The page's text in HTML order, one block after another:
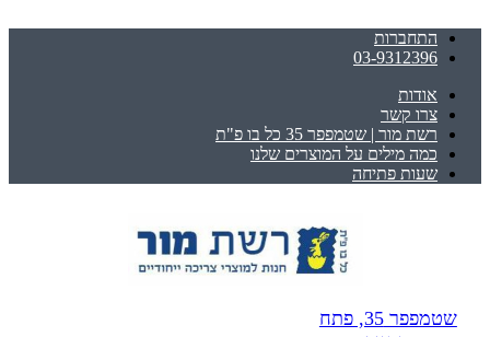
התחברות
03-9312396
אודות
צרו קשר
רשת מור | שטמפפר 35 כל בו פ"ת
כמה מילים על המוצרים שלנו
שעות פתיחה
שטמפפר 35, פתח